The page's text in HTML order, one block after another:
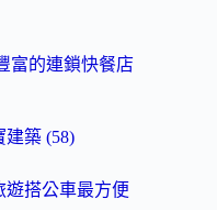
富的連鎖快餐店
建築 (58)
遊搭公車最方便